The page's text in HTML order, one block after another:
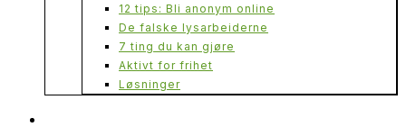
12 tips: Bli anonym online
De falske lysarbeiderne
7 ting du kan gjøre
Aktivt for frihet
Løsninger